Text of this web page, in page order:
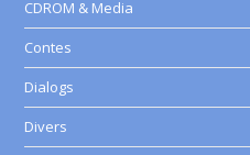
CDROM & Media
Contes
Dialogs
Divers